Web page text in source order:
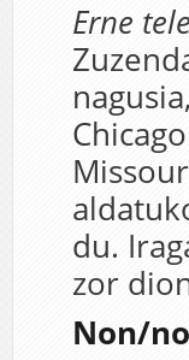
Erne
du.
zor
Non/